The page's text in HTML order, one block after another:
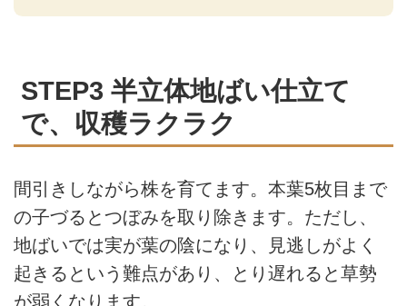
STEP3 半立体地ばい仕立て
で、収穫ラクラク
間引きしながら株を育てます。本葉5枚目まで
の子づるとつぼみを取り除きます。ただし、
地ばいでは実が葉の陰になり、見逃しがよく
起きるという難点があり、とり遅れると草勢
が弱くなります。